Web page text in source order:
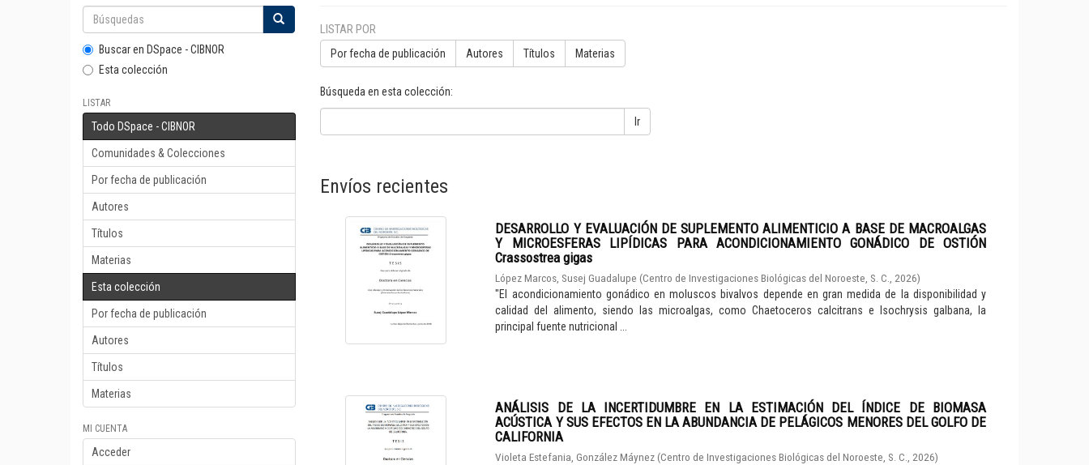
Buscar en DSpace - CIBNOR
Esta colección
LISTAR
Todo DSpace - CIBNOR
Comunidades & Colecciones
Por fecha de publicación
Autores
Títulos
Materias
Esta colección
Por fecha de publicación
Autores
Títulos
Materias
MI CUENTA
Acceder
LISTAR POR
Por fecha de publicación Autores Títulos Materias
Búsqueda en esta colección:
Ir
Envíos recientes
DESARROLLO Y EVALUACIÓN DE SUPLEMENTO ALIMENTICIO A BASE DE MACROALGAS
Y MICROESFERAS LIPÍDICAS PARA ACONDICIONAMIENTO GONÁDICO DE OSTIÓN
Crassostrea gigas
López Marcos, Susej Guadalupe (Centro de Investigaciones Biológicas del Noroeste, S. C. 2026)
"El acondicionamiento gonádico en moluscos bivalvos depende en gran medida de la disponibilidad y
calidad del alimento, siendo las microalgas, como Chaetoceros calcitrans e Isochrysis galbana, la
principal fuente nutricional ...
ANÁLISIS DE LA INCERTIDUMBRE EN LA ESTIMACIÓN DEL ÍNDICE DE BIOMASA
ACÚSTICA Y SUS EFECTOS EN LA ABUNDANCIA DE PELÁGICOS MENORES DEL GOLFO DE
CALIFORNIA
Violeta Estefania, González Máynez (Centro de Investigaciones Biológicas del Noroeste, S. C. 2026)